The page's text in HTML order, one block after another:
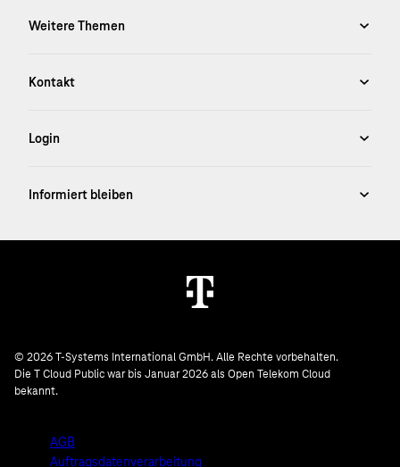
© 2026 T-Systems International GmbH. Alle Rechte vorbehalten.
Die T Cloud Public war bis Januar 2026 als Open Telekom Cloud
bekannt.
AGB
Auftragsdatenverarbeitung